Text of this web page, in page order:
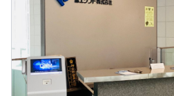
を押さえ、設計のインプットか
を通して学習する「設計論」な
て着実に成長していくための研
また、プロジェクトマネジメン
プロジェクトマネージャーおよ
PMBOKをベースとした研修を
◆フレックスタイム制（コアタ
1日の標準労働時間：7時間30分
《標準就業時間帯》
9：00～17：30